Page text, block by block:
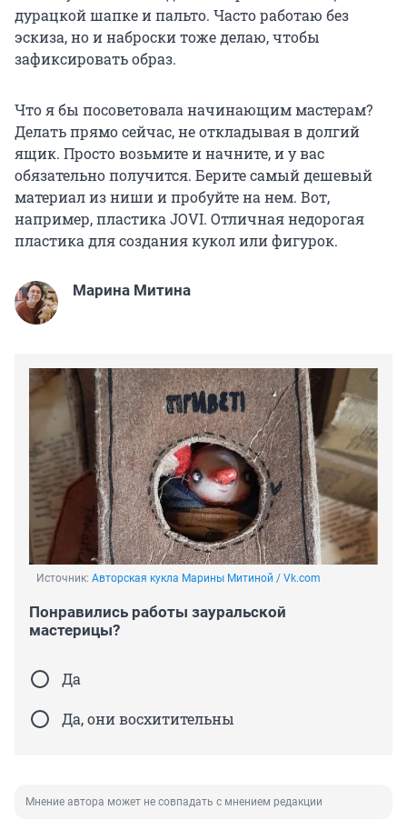
дурацкой шапке и пальто. Часто работаю без
эскиза, но и наброски тоже делаю, чтобы
зафиксировать образ.
Что я бы посоветовала начинающим мастерам?
Делать прямо сейчас, не откладывая в долгий
ящик. Просто возьмите и начните, и у вас
обязательно получится. Берите самый дешевый
материал из ниши и пробуйте на нем. Вот,
например, пластика JOVI. Отличная недорогая
пластика для создания кукол или фигурок.
Марина Митина
Источник: Авторская кукла Марины Митиной / Vk.com
Понравились работы зауральской
мастерицы?
Да
Да, они восхитительны
Мнение автора может не совпадать с мнением редакции